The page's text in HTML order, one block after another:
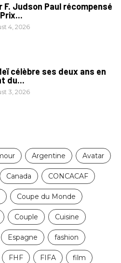
F. Judson Paul récompensé
4, 2026
célèbre ses deux ans en
du...
3, 2026
Argentine Avatar
Canada CONCACAF
Coupe du Monde
Couple Cuisine
Espagne fashion
FHF FIFA film